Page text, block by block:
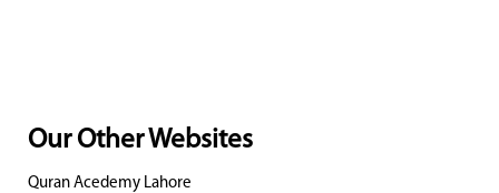
Our Other Websites
Quran Acedemy Lahore